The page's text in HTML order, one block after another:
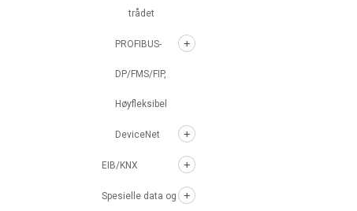
trådet
PROFIBUS-
DP/FMS/FIP,
Høyfleksibel
DeviceNet
EIB/KNX
Spesielle data og